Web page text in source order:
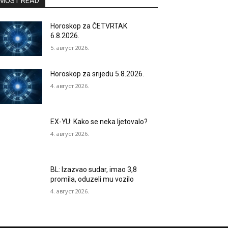
Horoskop za ČETVRTAK
6.8.2026.
5. август 2026.
Horoskop za srijedu 5.8.2026.
4. август 2026.
EX-YU: Kako se neka ljetovalo?
4. август 2026.
BL: Izazvao sudar, imao 3,8
promila, oduzeli mu vozilo
4. август 2026.